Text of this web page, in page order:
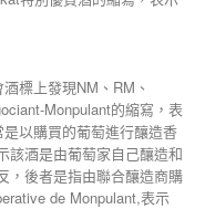
標上發現NM、RM、
Monpulant的縮寫，表
以購買的葡萄進行釀造香
該酒是由葡萄家自己釀造和
，後者是指由聯合釀造商購
de Monpulant,表示